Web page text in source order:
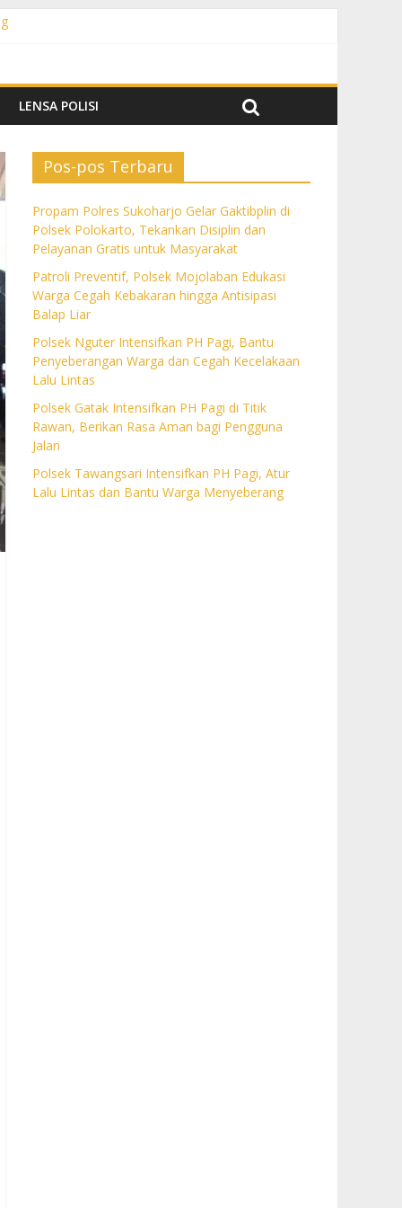
Lalu Lintas
LENSA POLISI
Pos-pos Terbaru
Propam Polres Sukoharjo Gelar Gaktibplin di
Polsek Polokarto, Tekankan Disiplin dan
Pelayanan Gratis untuk Masyarakat
Patroli Preventif, Polsek Mojolaban Edukasi
Warga Cegah Kebakaran hingga Antisipasi
Balap Liar
Polsek Nguter Intensifkan PH Pagi, Bantu
Penyeberangan Warga dan Cegah Kecelakaan
Lalu Lintas
Polsek Gatak Intensifkan PH Pagi di Titik
Rawan, Berikan Rasa Aman bagi Pengguna
Jalan
Polsek Tawangsari Intensifkan PH Pagi, Atur
Lalu Lintas dan Bantu Warga Menyeberang